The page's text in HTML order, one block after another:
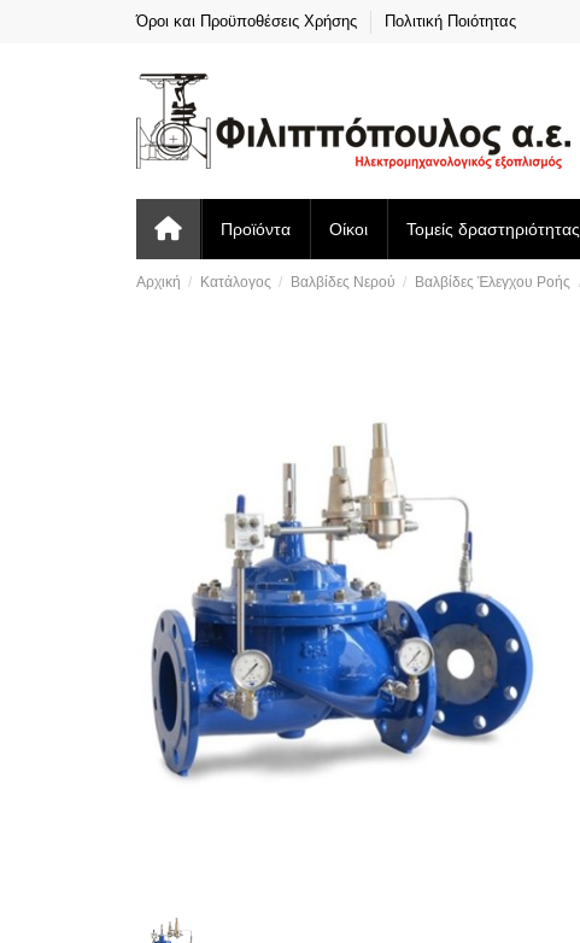
Όροι και Προϋποθέσεις Χρήσης Πολιτική Ποιότητας
Προϊόντα Οίκοι Τομείς δραστηριότητας
Αρχική Κατάλογος Βαλβίδες Νερού Βαλβίδες Έλεγχου Ροής